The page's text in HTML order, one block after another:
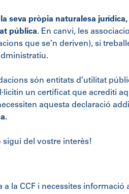
seva pròpia naturalesa
pública. En canvi, les
que se’n deriven), si
són entitats d’utilitat
un certificat que acrediti
aquesta declaració
sigui del vostre interès!
la CCF i necessites